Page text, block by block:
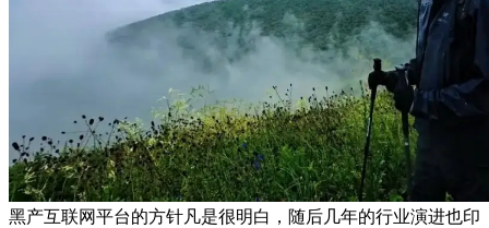
黑产互联网平台的方针凡是很明白，随后几年的行业演进也印